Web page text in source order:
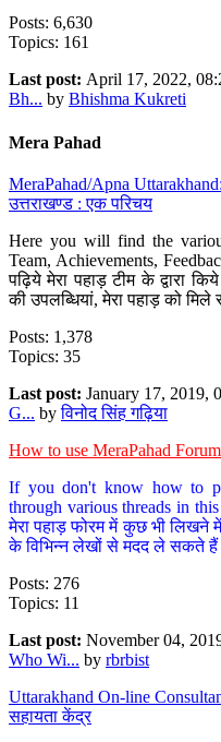
Posts: 6,630
Topics: 161
Last post: April 17, 2022,
Bh... by Bhishma Kukreti
Mera Pahad
MeraPahad/Apna
उत्तराखण्ड : एक परिचय
Here you will find the
Team, Achievements,
पढ़िये मेरा पहाड़ टीम के द्वारा किये
की उपलब्धियां, मेरा पहाड़ को मिले
Posts: 1,378
Topics: 35
Last post: January 17, 2019,
G... byविनोद सिंह गढ़िया
How to use MeraPahad
If you don't know how to
through various threads in
मेरा पहाड़ फोरम में कुछ भी लिखने
के विभिन्न लेखों से मदद ले सकते
Posts: 276
Topics: 11
Last post: November 04,
Who Wi... by rbrbist
Uttarakhand On-line
सहायता केंद्र